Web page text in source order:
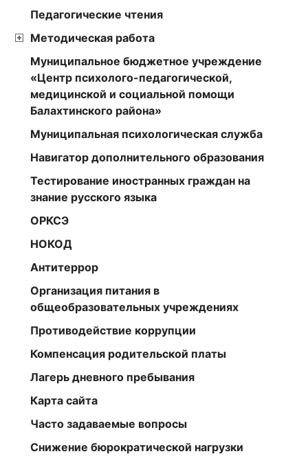
Педагогические чтения
Методическая работа
Муниципальное бюджетное учреждение
«Центр психолого-педагогической,
медицинской и социальной помощи
Балахтинского района»
Муниципальная психологическая служба
Навигатор дополнительного образования
Тестирование иностранных граждан на
знание русского языка
ОРКСЭ
НОКОД
Антитеррор
Организация питания в
общеобразовательных учреждениях
Противодействие коррупции
Компенсация родительской платы
Лагерь дневного пребывания
Карта сайта
Часто задаваемые вопросы
Снижение бюрократической нагрузки